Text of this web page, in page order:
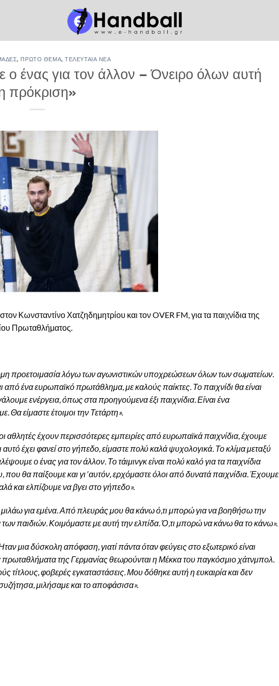
, ΠΡΏΤΟ ΘΈΜΑ,ΤΕΛΕΥΤΑΊΑ ΝΈΑ
ένας για τον άλλον – Όνειρο όλων αυτή
πρόκριση»
Κωνσταντίνο Χατζηδημητρίου και τον OVER FM, για τα παιχνίδια της
Πρωταθλήματος.
προετοιμασία λόγω των αγωνιστικών υποχρεώσεων όλων των σωματείων.
ένα ευρωπαϊκό πρωτάθλημα, με καλούς παίκτες. Το παιχνίδι θα είναι
ενέργεια, όπως στα προηγούμενα έξι παιχνίδια. Είναι ένα
Θα είμαστε έτοιμοι την Τετάρτη».
οι αθλητές έχουν περισσότερες εμπειρίες από ευρωπαϊκά παιχνίδια, έχουμε
έχει φανεί στο γήπεδο, είμαστε πολύ καλά ψυχολογικά. Το κλίμα μεταξύ
ο ένας για τον άλλον. Το τάιμινγκ είναι πολύ καλό για τα παιχνίδια
θα παίξουμε και γι’ αυτόν, ερχόμαστε όλοι από δυνατά παιχνίδια. Έχουμε
και ελπίζουμε να βγει στο γήπεδο».
μιλάω για εμένα. Από πλευράς μου θα κάνω ό,τι μπορώ για να βοηθήσω την
παιδιών. Κοιμόμαστε με αυτή την ελπίδα. Ό,τι μπορώ να κάνω θα το κάνω».
μια δύσκολη απόφαση, γιατί πάντα όταν φεύγεις στο εξωτερικό είναι
της Γερμανίας θεωρούνται η Μέκκα του παγκόσμιο χάτνμπολ.
τίτλους, φοβερές εγκαταστάσεις. Μου δόθηκε αυτή η ευκαιρία και δεν
μιλήσαμε και το αποφάσισα».